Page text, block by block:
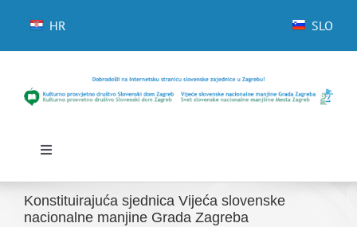
HR SLO
Toggle
Početna
Novosti
Konstituirajuća sjednica Vijeća slovenske
nacionalne manjine Grada Zagreba